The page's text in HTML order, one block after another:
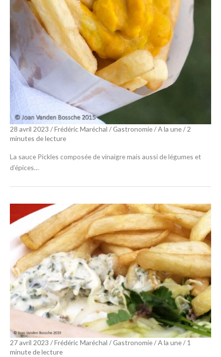
28 avril 2023 /Frédéric Maréchal /Gastronomie/A la une/2
minutes de lecture
La sauce Pickles composée de vinaigre mais aussi de légumes et
d’épices…
27 avril 2023 /Frédéric Maréchal /Gastronomie/A la une/ 1
minute de lecture